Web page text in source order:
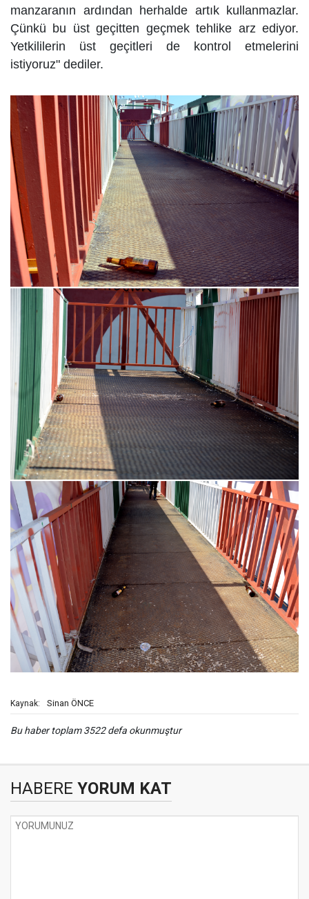
manzaranın ardından herhalde artık kullanmazlar.
Çünkü bu üst geçitten geçmek tehlike arz ediyor.
Yetkililerin üst geçitleri de kontrol etmelerini
istiyoruz" dediler.
Kaynak: Sinan ÖNCE
Bu haber toplam 3522 defa okunmuştur
HABERE YORUM KAT